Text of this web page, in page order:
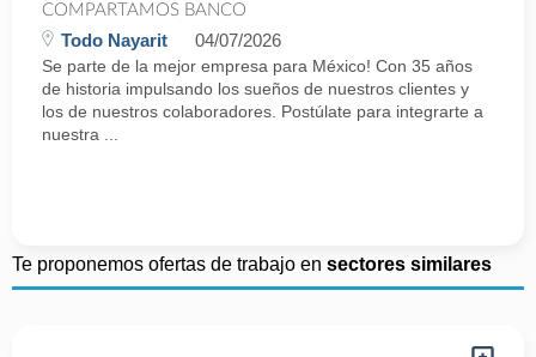
COMPARTAMOS BANCO
Todo Nayarit 04/07/2026
Se parte de la mejor empresa para México! Con 35 años
de historia impulsando los sueños de nuestros clientes y
los de nuestros colaboradores. Postúlate para integrarte a
nuestra ...
Te proponemos ofertas de trabajo en sectores similares